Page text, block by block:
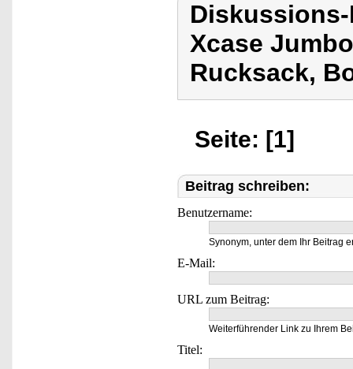
Xcase
Rucksack,
Seite: [1]
Beitrag schreiben:
Benutzername:
Synonym, unter dem Ihr Beitrag
E-Mail:
URL zum Beitrag:
Weiterführender Link zu Ihrem
Titel: